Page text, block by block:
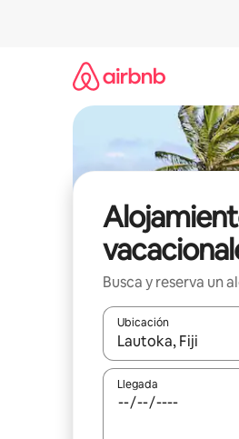
Busca y reserva un
Ubicación
Cuando los
Llegada